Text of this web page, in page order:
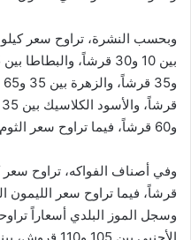
و60 قرشاً، فيما تراوح سعر الثوم بين 150 و200 قرش للكيلوغرام.